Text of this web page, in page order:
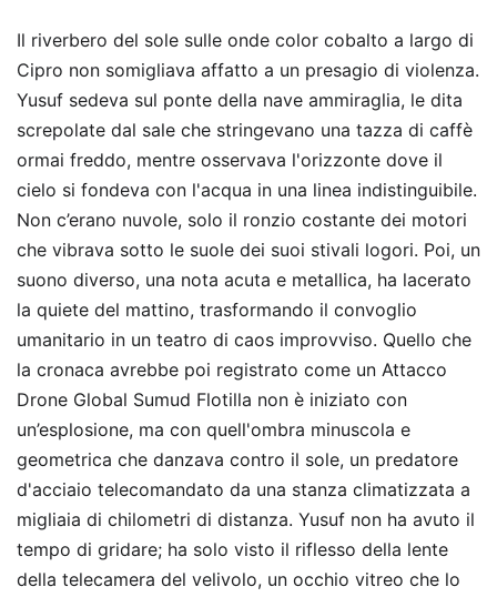
Il riverbero del sole sulle onde color cobalto a largo di
Cipro non somigliava affatto a un presagio di violenza.
Yusuf sedeva sul ponte della nave ammiraglia, le dita
screpolate dal sale che stringevano una tazza di caffè
ormai freddo, mentre osservava l'orizzonte dove il
cielo si fondeva con l'acqua in una linea indistinguibile.
Non c’erano nuvole, solo il ronzio costante dei motori
che vibrava sotto le suole dei suoi stivali logori. Poi, un
suono diverso, una nota acuta e metallica, ha lacerato
la quiete del mattino, trasformando il convoglio
umanitario in un teatro di caos improvviso. Quello che
la cronaca avrebbe poi registrato come un Attacco
Drone Global Sumud Flotilla non è iniziato con
un’esplosione, ma con quell'ombra minuscola e
geometrica che danzava contro il sole, un predatore
d'acciaio telecomandato da una stanza climatizzata a
migliaia di chilometri di distanza. Yusuf non ha avuto il
tempo di gridare; ha solo visto il riflesso della lente
della telecamera del velivolo, un occhio vitreo che lo